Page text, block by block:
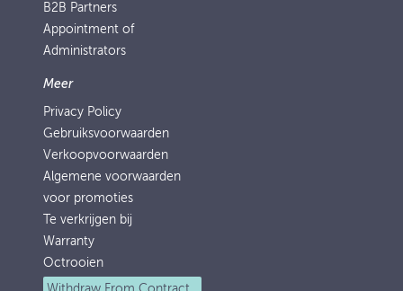
B2B Partners
Appointment of
Administrators
Meer
Privacy Policy
Gebruiksvoorwaarden
Verkoopvoorwaarden
Algemene voorwaarden
voor promoties
Te verkrijgen bij
Warranty
Octrooien